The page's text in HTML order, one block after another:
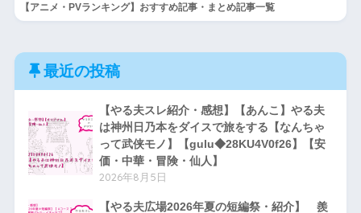
【アニメ・PVランキング】おすすめ記事・まとめ記事一覧
最近の投稿
【やる夫スレ紹介・感想】【あんこ】やる夫
は神州日乃本をダイスで旅をする【なんちゃ
って武侠モノ】【gulu◆28KU4V0f26】【安
価・中華・冒険・仙人】
2026年8月5日
【やる夫広場2026年夏の短編祭・紹介】 羨